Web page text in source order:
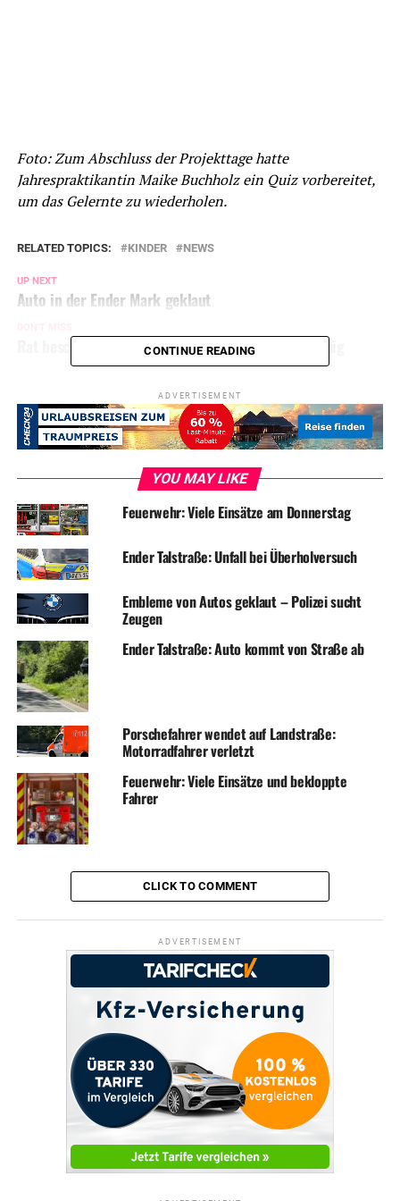
Foto: Zum Abschluss der Projekttage hatte
Jahrespraktikantin Maike Buchholz ein Quiz vorbereitet,
um das Gelernte zu wiederholen.
RELATED TOPICS: KINDER NEWS
UP NEXT
Auto in der Ender Mark geklaut
Rat beschließt städtischen Haushalt 2016 einstimmig
CONTINUE READING
ADVERTISEMENT
YOU MAY LIKE
Feuerwehr: Viele Einsätze am Donnerstag
Ender Talstraße: Unfall bei Überholversuch
Embleme von Autos geklaut – Polizei sucht
Zeugen
Ender Talstraße: Auto kommt von Straße ab
Porschefahrer wendet auf Landstraße:
Motorradfahrer verletzt
Feuerwehr: Viele Einsätze und bekloppte
Fahrer
CLICK TO COMMENT
ADVERTISEMENT